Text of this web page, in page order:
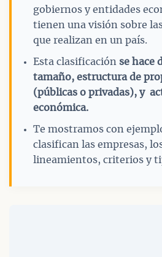
gobiernos y entidades
tienen una visión sobre
que realizan en un país.
Esta clasificación se hace
tamaño, estructura de
(públicas o privadas), y
económica.
Te mostramos con
clasifican las empresas,
lineamientos, criterios y